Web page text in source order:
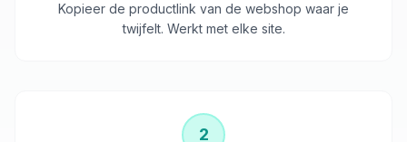
Kopieer de productlink van de webshop waar je
twijfelt. Werkt met elke site.
2